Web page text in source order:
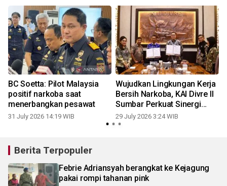
BC Soetta: Pilot Malaysia
positif narkoba saat
menerbangkan pesawat
31 July 2026 14:19 WIB
Wujudkan Lingkungan Kerja
Bersih Narkoba, KAI Divre II
Sumbar Perkuat Sinergi
dengan BNN Provinsi
Sumatera Barat
29 July 2026 3:24 WIB
Berita Terpopuler
Febrie Adriansyah berangkat ke Kejagung
pakai rompi tahanan pink